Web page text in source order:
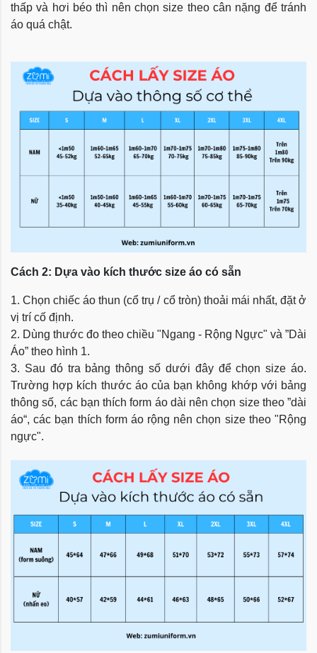
thấp và hơi béo thì nên chọn size theo cân nặng để tránh
áo quá chật.
Cách 2: Dựa vào kích thước size áo có sẵn
1. Chọn chiếc áo thun (cổ trụ / cổ tròn) thoải mái nhất, đặt ở
vị trí cố định.
2. Dùng thước đo theo chiều "Ngang - Rộng Ngực" và ”Dài
Áo” theo hình 1.
3. Sau đó tra bảng thông số dưới đây để chọn size áo.
Trường hợp kích thước áo của bạn không khớp với bảng
thông số, các bạn thích form áo dài nên chọn size theo ”dài
áo“, các bạn thích form áo rộng nên chọn size theo "Rộng
ngực".